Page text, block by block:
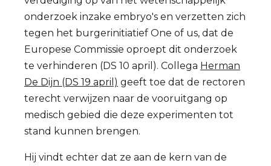
onderzoek inzake embryo's en verzetten zich
tegen het burgerinitiatief One of us, dat de
Europese Commissie oproept dit onderzoek
te verhinderen (DS 10 april). Collega Herman
De Dijn (DS 19 april) geeft toe dat de rectoren
terecht verwijzen naar de vooruitgang op
medisch gebied die deze experimenten tot
stand kunnen brengen.
Hij vindt echter dat ze aan de kern van de